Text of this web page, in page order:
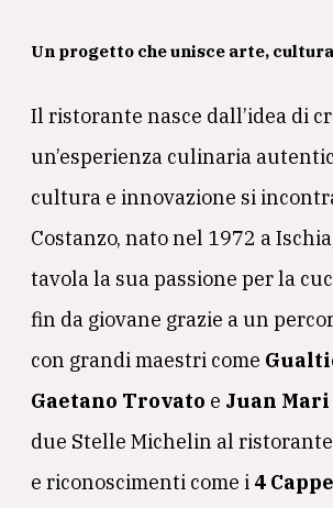
Un progetto che unisce arte,
Il ristorante nasce dall’idea di
un’esperienza culinaria
cultura e innovazione si
Costanzo, nato nel 1972 a
tavola la sua passione per la
fin da giovane grazie a un
con grandi maestri come
Gaetano Trovato e Juan
due Stelle Michelin al ristorante
e riconoscimenti come i 4